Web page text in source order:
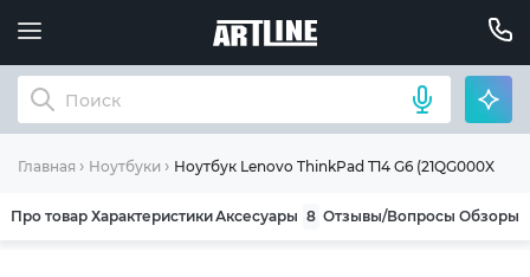
Главная Ноутбуки Ноутбук Lenovo ThinkPad T14 G6 (21QG000XRA)
Про товар ХарактеристикиАксесуары 8 Отзывы/Вопросы Обзоры